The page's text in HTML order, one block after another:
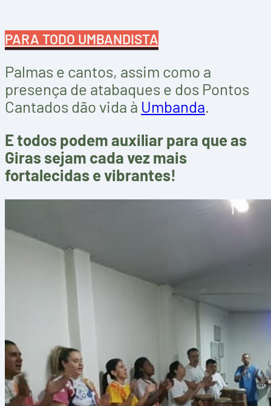
PARA TODO UMBANDISTA
Palmas e cantos, assim como a
presença de atabaques e dos Pontos
Cantados dão vida à Umbanda.
E todos podem auxiliar para que as
Giras sejam cada vez mais
fortalecidas e vibrantes!